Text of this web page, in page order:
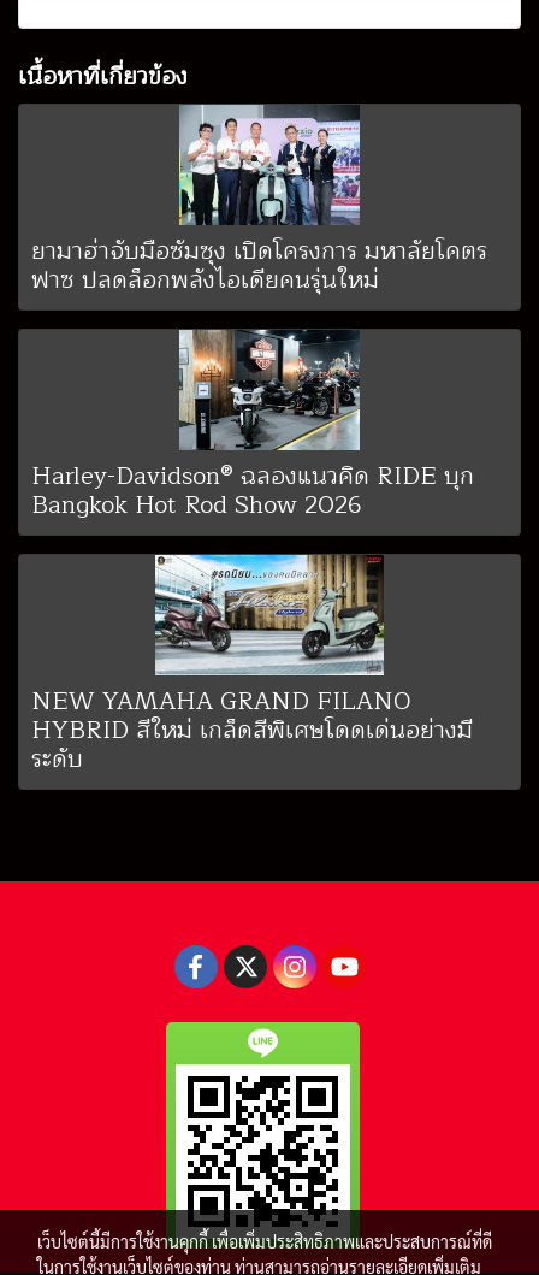
เนื้อหาที่เกี่ยวข้อง
ยามาฮ่าจับมือซัมซุง เปิดโครงการ มหาลัยโคตร
ฟาซ ปลดล็อกพลังไอเดียคนรุ่นใหม่
Harley-Davidson® ฉลองแนวคิด RIDE บุก
Bangkok Hot Rod Show 2026
NEW YAMAHA GRAND FILANO
HYBRID สีใหม่ เกล็ดสีพิเศษโดดเด่นอย่างมี
ระดับ
เว็บไซต์นี้มีการใช้งานคุกกี้ เพื่อเพิ่มประสิทธิภาพและประสบการณ์ที่ดี
ในการใช้งานเว็บไซต์ของท่าน ท่านสามารถอ่านรายละเอียดเพิ่มเติม